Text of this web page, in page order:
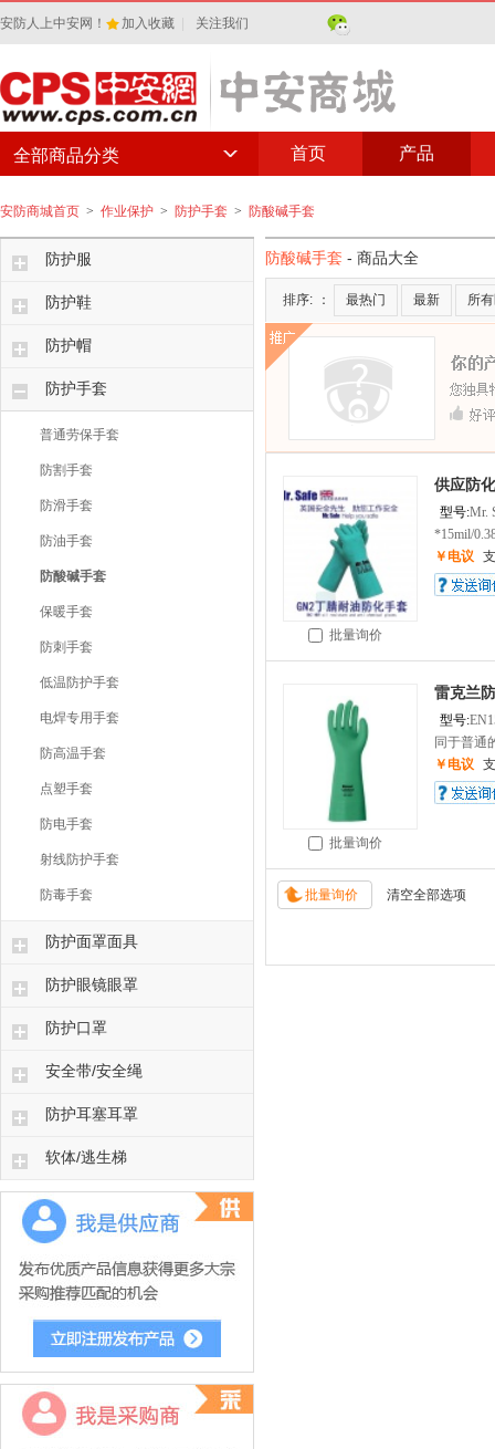
安防人上中安网！ 加入收藏 关注我们
首页 产品
全部商品分类
安防商城首页 > 作业保护 > 防护手套 > 防酸碱手套
防护服
防护鞋
防护帽
防护手套
普通劳保手套
防割手套
防滑手套
防油手套
防酸碱手套
保暖手套
防刺手套
低温防护手套
电焊专用手套
防高温手套
点塑手套
防电手套
射线防护手套
防毒手套
防护面罩面具
防护眼镜眼罩
防护口罩
安全带/安全绳
防护耳塞耳罩
软体/逃生梯
防酸碱手套 - 商品大全
排序: ： 最热门 最新 所
批量询价
供应防
型号:Mr.
*15mil/
￥电议
批量询价
雷克兰
型号:
同于普通
￥电议